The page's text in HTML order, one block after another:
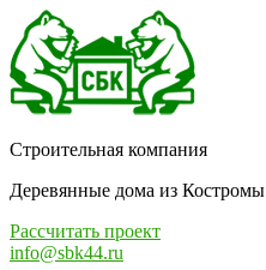
Строительная компания
Деревянные дома из Костромы
Рассчитать проект
info@sbk44.ru